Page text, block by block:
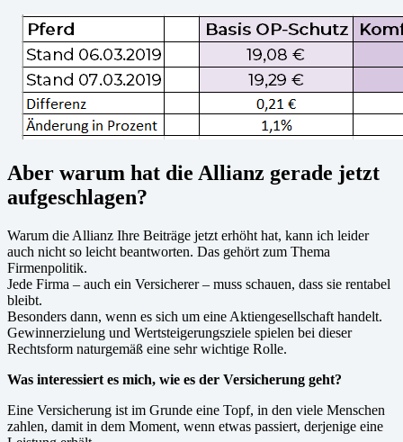
Aber warum hat die Allianz gerade jetzt
aufgeschlagen?
Warum die Allianz Ihre Beiträge jetzt erhöht hat, kann ich leider
auch nicht so leicht beantworten. Das gehört zum Thema
Firmenpolitik.
Jede Firma – auch ein Versicherer – muss schauen, dass sie rentabel
bleibt.
Besonders dann, wenn es sich um eine Aktiengesellschaft handelt.
Gewinnerzielung und Wertsteigerungsziele spielen bei dieser
Rechtsform naturgemäß eine sehr wichtige Rolle.
Was interessiert es mich, wie es der Versicherung geht?
Eine Versicherung ist im Grunde eine Topf, in den viele Menschen
zahlen, damit in dem Moment, wenn etwas passiert, derjenige eine